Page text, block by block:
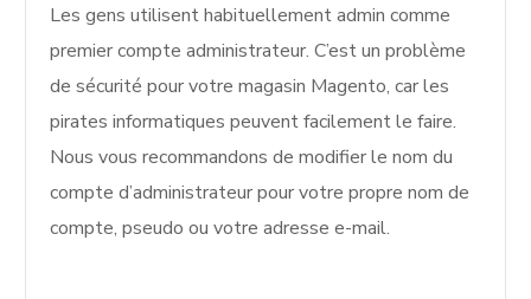
Les gens utilisent habituellement admin comme
premier compte administrateur. C’est un problème
de sécurité pour votre magasin Magento, car les
pirates informatiques peuvent facilement le faire.
Nous vous recommandons de modifier le nom du
compte d’administrateur pour votre propre nom de
compte, pseudo ou votre adresse e-mail.